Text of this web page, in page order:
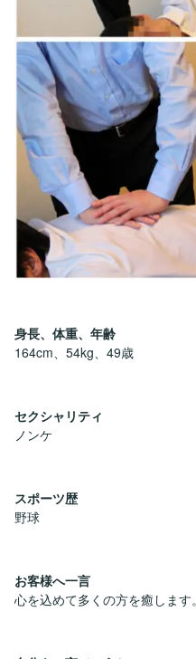
身長、体重、年齢
164cm、54kg、49歳
セクシャリティ
ノンケ
スポーツ歴
野球
お客様へ一言
心を込めて多くの方を癒します。